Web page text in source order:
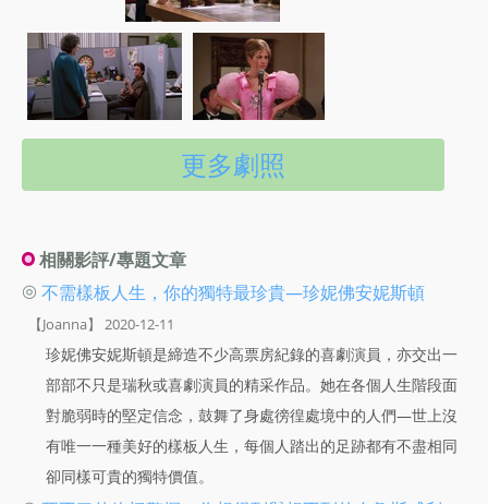
更多劇照
相關影評/專題文章
◎ 不需樣板人生，你的獨特最珍貴—珍妮佛安妮斯頓
【Joanna】 2020-12-11
珍妮佛安妮斯頓是締造不少高票房紀錄的喜劇演員，亦交出一
部部不只是瑞秋或喜劇演員的精采作品。她在各個人生階段面
對脆弱時的堅定信念，鼓舞了身處徬徨處境中的人們—世上沒
有唯一一種美好的樣板人生，每個人踏出的足跡都有不盡相同
卻同樣可貴的獨特價值。